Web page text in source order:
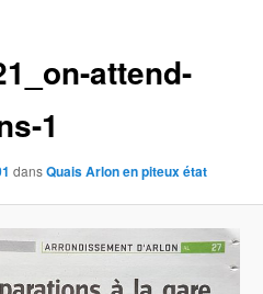
attend-
1
dansQuais Arlon en piteux état